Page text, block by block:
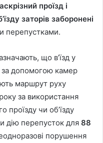
проїзд і
заторів заборонені
перепустками.
що в’їзд у
за допомогою камер
маршрут руху
за використання
проїзду чи об’їзду
дію перепусток для 88
порушення